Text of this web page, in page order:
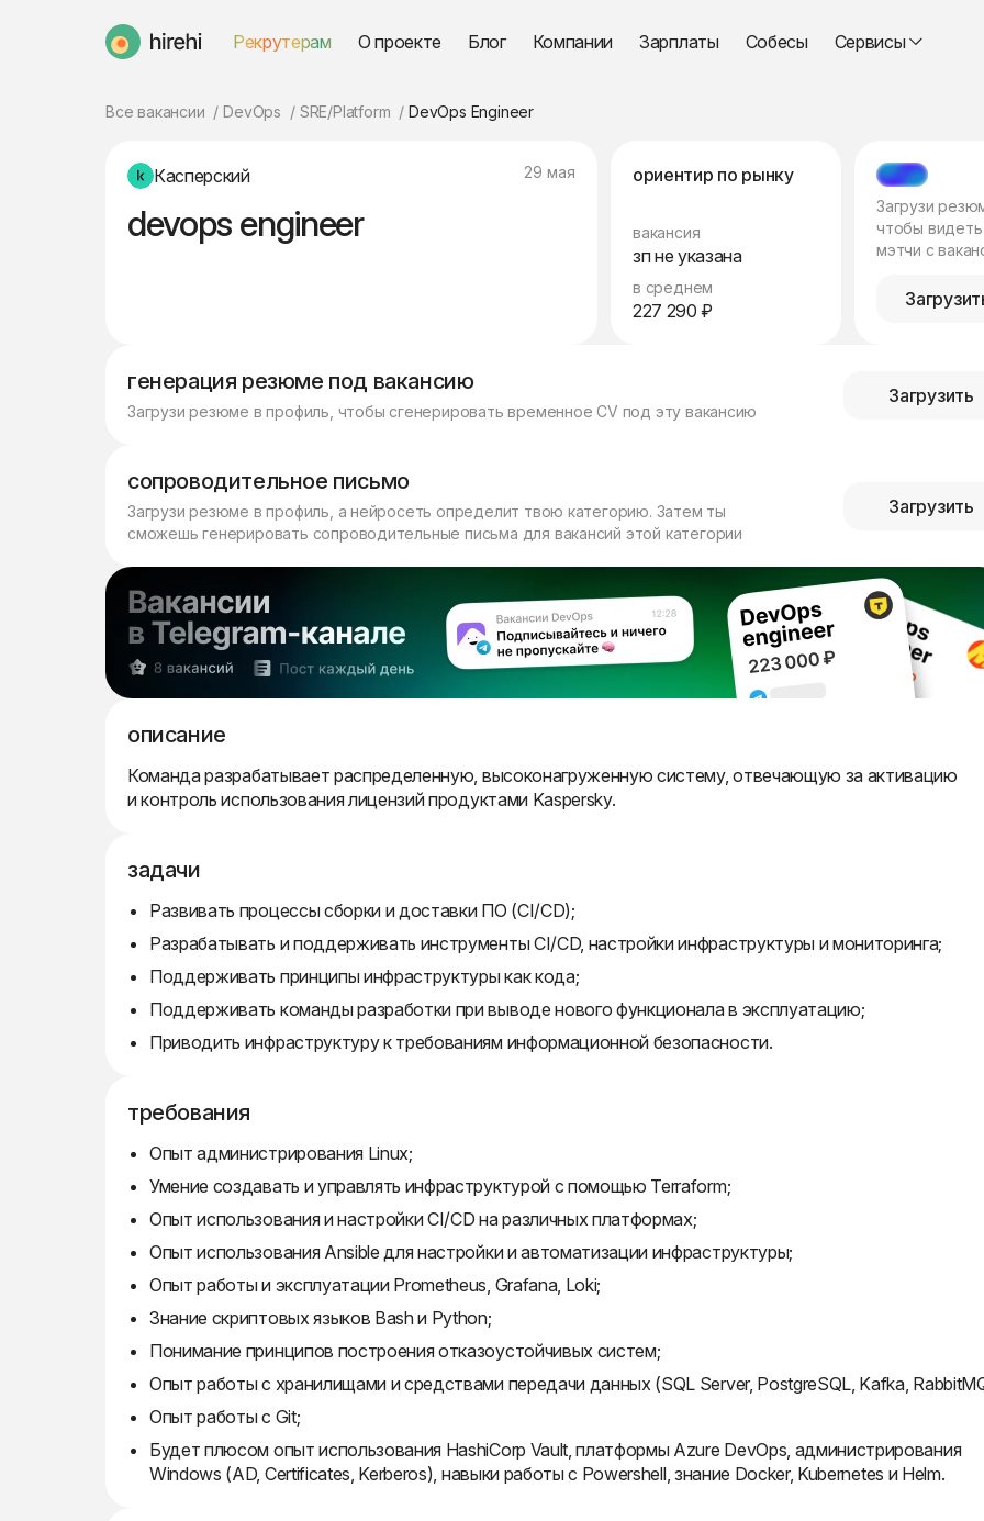
HireHi Рекрутерам О проекте Блог Компании Зарплаты Собесы Сервисы
Все вакансии DevOps SRE/Platform DevOps Engineer
Касперский 29 мая
devops engineer
ориентир по рынку
вакансия
зп не указана
в среднем
227 290 ₽
МЭТЧ
Загрузи
чтобы видеть
мэтчи с
генерация резюме под вакансию
Загрузи резюме в профиль, чтобы сгенерировать временное CV под эту вакансию
Загрузить
сопроводительное письмо
Загрузи резюме в профиль, а нейросеть определит твою категорию. Затем ты
сможешь генерировать сопроводительные письма для вакансий этой категории
Загрузить
описание
Команда разрабатывает распределенную, высоконагруженную систему, отвечающую за активацию
и контроль использования лицензий продуктами Kaspersky.
задачи
Развивать процессы сборки и доставки ПО (CI/CD);
Разрабатывать и поддерживать инструменты CI/CD, настройки инфраструктуры и мониторинга;
Поддерживать принципы инфраструктуры как кода;
Поддерживать команды разработки при выводе нового функционала в эксплуатацию;
Приводить инфраструктуру к требованиям информационной безопасности.
требования
Опыт администрирования Linux;
Умение создавать и управлять инфраструктурой с помощью Terraform;
Опыт использования и настройки CI/CD на различных платформах;
Опыт использования Ansible для настройки и автоматизации инфраструктуры;
Опыт работы и эксплуатации Prometheus, Grafana, Loki;
Знание скриптовых языков Bash и Python;
Понимание принципов построения отказоустойчивых систем;
Опыт работы с хранилищами и средствами передачи данных (SQL Server, PostgreSQL, Kafka,
Опыт работы с Git;
Будет плюсом опыт использования HashiCorp Vault, платформы Azure DevOps, администрирования
Windows (AD, Certificates, Kerberos), навыки работы с Powershell, знание Docker, Kubernetes и Helm.